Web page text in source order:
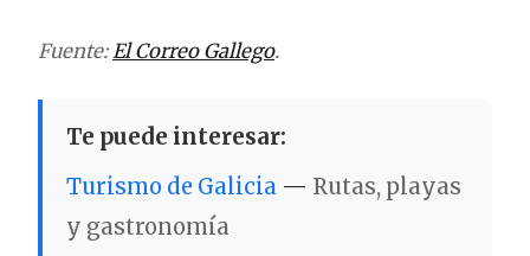
Fuente:El Correo Gallego.
Te puede interesar:
Turismo de Galicia — Rutas, playas
y gastronomía